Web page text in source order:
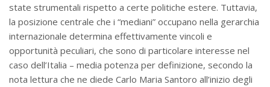
state strumentali rispetto a certe politiche estere. Tuttavia,
la posizione centrale che i “mediani” occupano nella gerarchia
internazionale determina effettivamente vincoli e
opportunità peculiari, che sono di particolare interesse nel
caso dell’Italia – media potenza per definizione, secondo la
nota lettura che ne diede Carlo Maria Santoro all’inizio degli